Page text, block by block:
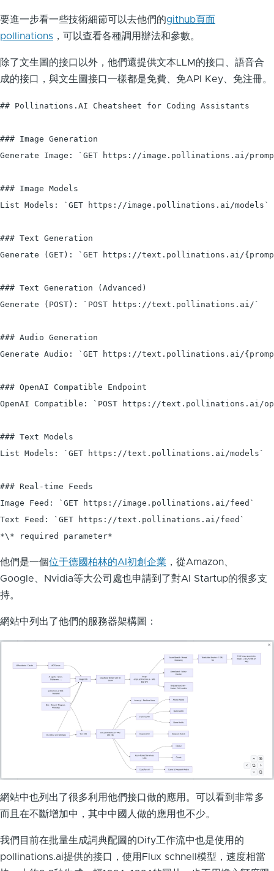
要進一步看一些技術細節可以去他們的github頁面
pollinations ，可以查看各種調用辦法和參數。
除了文生圖的接口以外，他們還提供文本LLM的接口、語音合
成的接口，與文生圖接口一樣都是免費、免API Key、免注冊。
## Pollinations.AI Cheatsheet for Coding Assistants
### Image Generation
Generate Image: `GET https://image.pollinations.ai/
### Image Models
List Models: `GET https://image.pollinations.ai/models`
### Text Generation
Generate (GET): `GET https://text.pollinations.ai/
### Text Generation (Advanced)
Generate (POST): `POST https://text.pollinations.ai/`
### Audio Generation
Generate Audio: `GET https://text.pollinations.ai/
### OpenAI Compatible Endpoint
OpenAI Compatible: `POST https://text.pollinations.ai/
### Text Models
List Models: `GET https://text.pollinations.ai/models`
### Real-time Feeds
Image Feed: `GET https://image.pollinations.ai/feed`
Text Feed: `GET https://text.pollinations.ai/feed`
*\* required parameter*
他們是一個位于德國柏林的AI初創企業 ，從Amazon、
Google、Nvidia等大公司處也申請到了對AI Startup的很多支
持。
網站中列出了他們的服務器架構圖：
網站中也列出了很多利用他們接口做的應用。可以看到非常多
而且在不斷增加中，其中中國人做的應用也不少。
我們目前在批量生成詞典配圖的Dify工作流中也是使用的
pollinations.ai提供的接口，使用Flux schnell模型，速度相當